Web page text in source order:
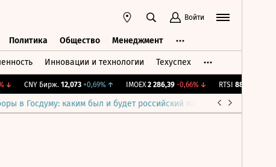
Войти
Политика Общество Менеджмент
Инновации и технологии Техуспех
↓ CNY Бирж. 12,073 +0,69%↑ IMOEX 2 286,39 -0,66%↓ RTSI 889,99
в Госдуму: каким был и будет российский парламент